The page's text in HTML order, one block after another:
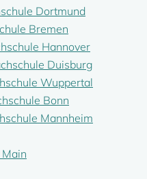
Dortmund
Bremen
Hannover
Duisburg
Wuppertal
Bonn
Mannheim